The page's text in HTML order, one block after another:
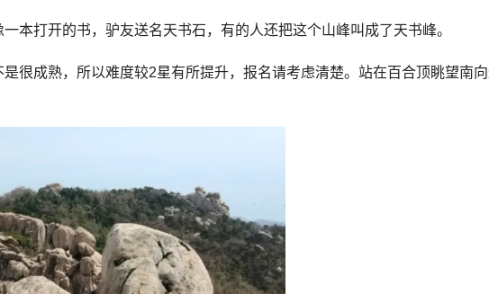
本打开的书，驴友送名天书石，有的人还把这个山峰叫成了天书峰。
很成熟，所以难度较2星有所提升，报名请考虑清楚。站在百合顶眺望南